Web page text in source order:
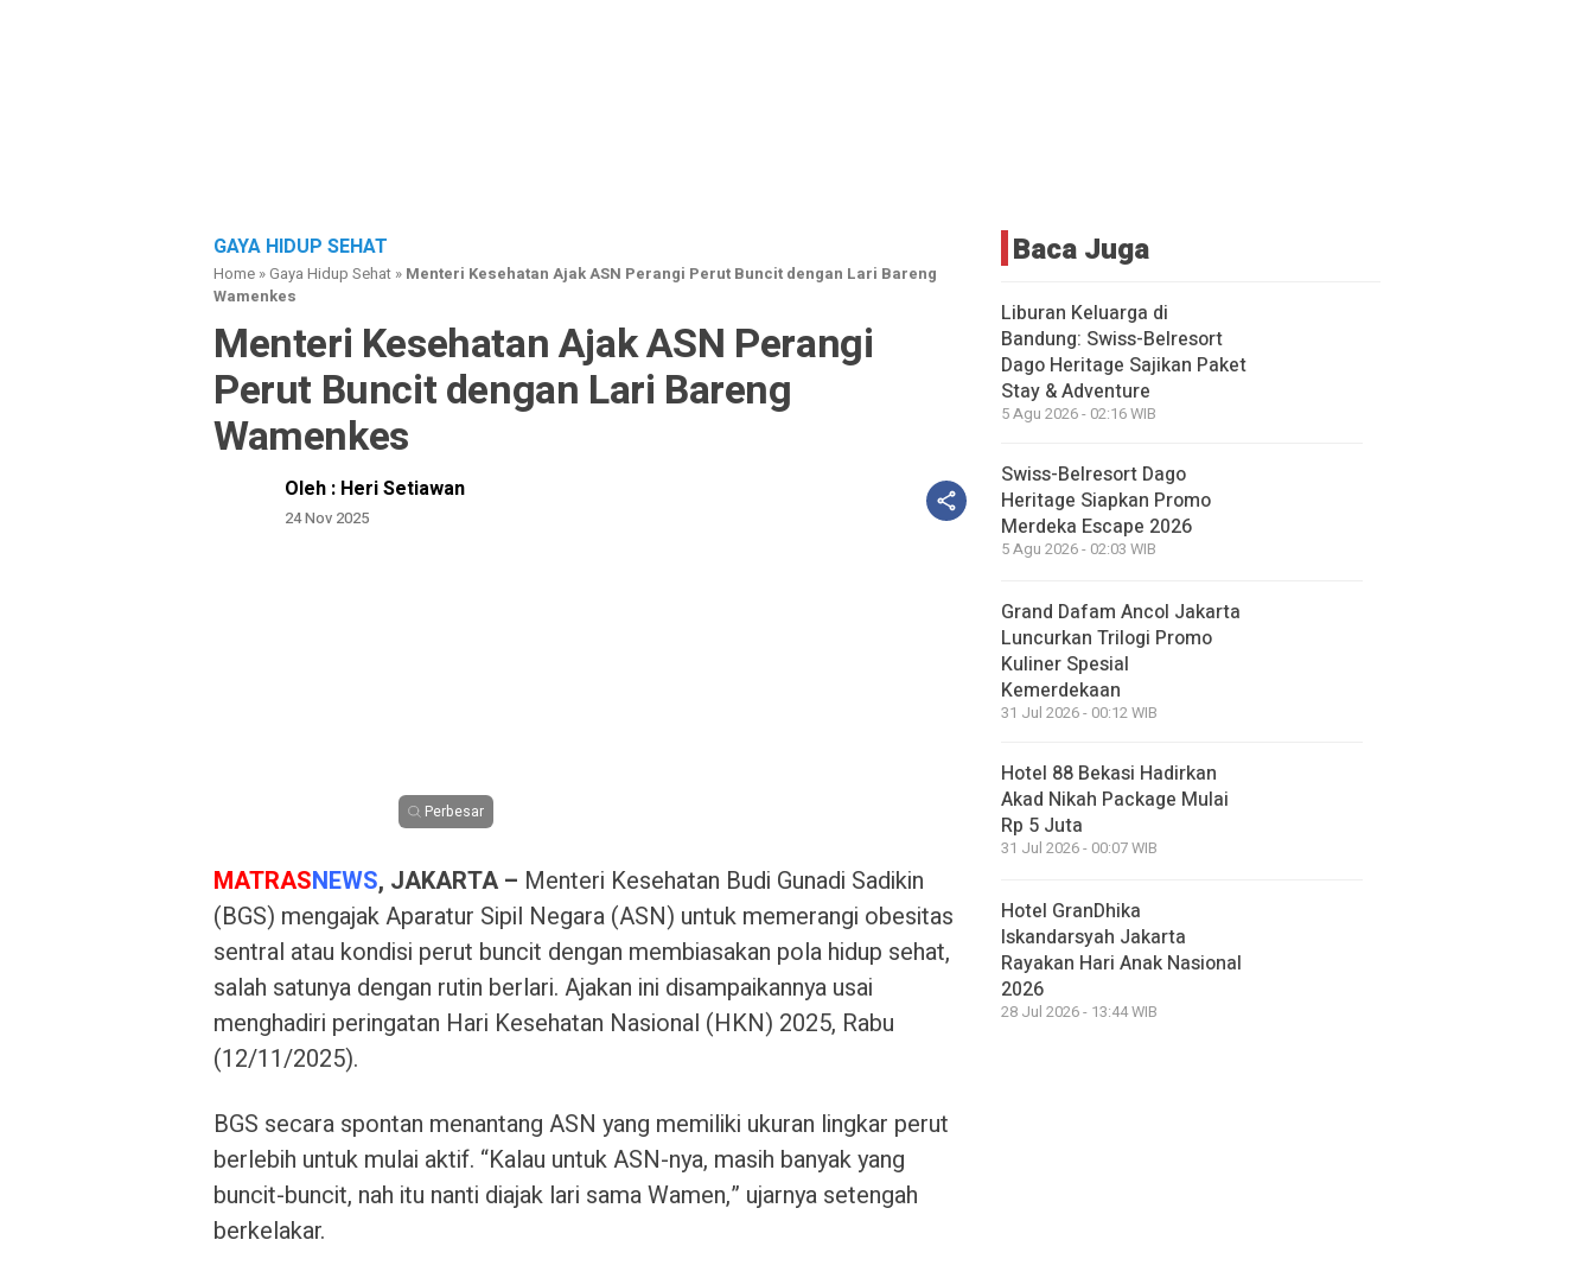
GAYA HIDUP SEHAT
Home »Gaya Hidup Sehat » Menteri Kesehatan Ajak ASN Perangi Perut Buncit dengan Lari Bareng
Wamenkes
Menteri Kesehatan Ajak ASN Perangi
Perut Buncit dengan Lari Bareng
Wamenkes
Oleh : Heri Setiawan
24 Nov 2025
Perbesar
MATRASNEWS, JAKARTA – Menteri Kesehatan Budi Gunadi Sadikin
(BGS) mengajak Aparatur Sipil Negara (ASN) untuk memerangi obesitas
sentral atau kondisi perut buncit dengan membiasakan pola hidup sehat,
salah satunya dengan rutin berlari. Ajakan ini disampaikannya usai
menghadiri peringatan Hari Kesehatan Nasional (HKN) 2025, Rabu
(12/11/2025).
BGS secara spontan menantang ASN yang memiliki ukuran lingkar perut
berlebih untuk mulai aktif. “Kalau untuk ASN-nya, masih banyak yang
buncit-buncit, nah itu nanti diajak lari sama Wamen,” ujarnya setengah
berkelakar.
Baca Juga
Liburan Keluarga di
Bandung: Swiss-Belresort
Dago Heritage Sajikan Paket
Stay & Adventure
5 Agu 2026 - 02:16 WIB
Swiss-Belresort Dago
Heritage Siapkan Promo
Merdeka Escape 2026
5 Agu 2026 - 02:03 WIB
Grand Dafam Ancol Jakarta
Luncurkan Trilogi Promo
Kuliner Spesial
Kemerdekaan
31 Jul 2026 - 00:12 WIB
Hotel 88 Bekasi Hadirkan
Akad Nikah Package Mulai
Rp 5 Juta
31 Jul 2026 - 00:07 WIB
Hotel GranDhika
Iskandarsyah Jakarta
Rayakan Hari Anak Nasional
2026
28 Jul 2026 - 13:44 WIB